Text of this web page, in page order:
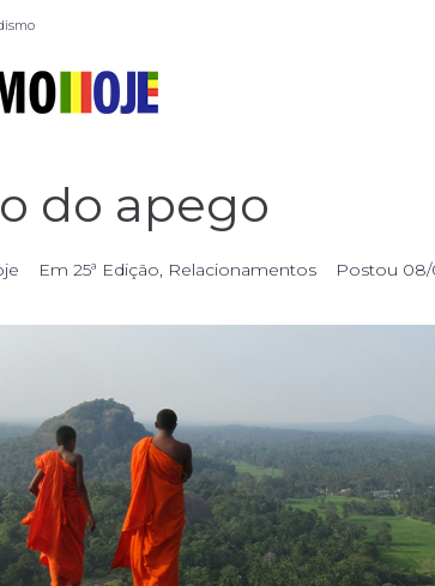
do apego
Em 25ª Edição, Relacionamentos Postou 08/